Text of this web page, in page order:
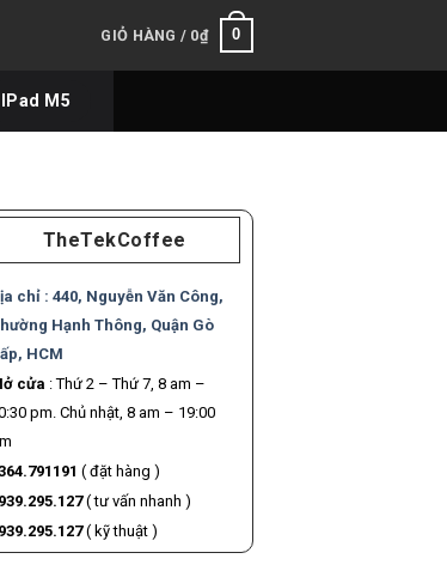
GIỎ HÀNG / 0₫ 0
IPad M5
TheTekCoffee
chỉ : 440, Nguyễn Văn Công,
Hạnh Thông, Quận Gò
HCM
cửa : Thứ 2 – Thứ 7, 8 am –
pm. Chủ nhật, 8 am – 19:00
( đặt hàng )
( tư vấn nhanh )
( kỹ thuật )